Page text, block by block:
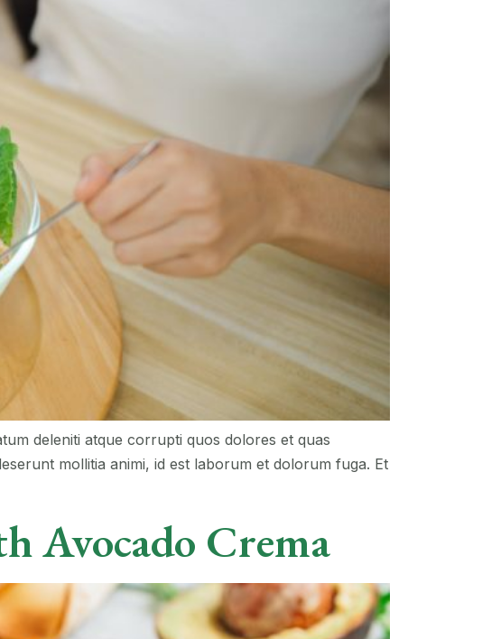
deleniti atque corrupti quos dolores et quas
mollitia animi, id est laborum et dolorum fuga. Et
Avocado Crema